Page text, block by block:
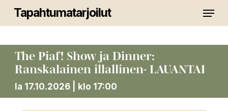
Skip
content
Tapahtumatarjoilut Menu
The Piaf! Show ja Dinner:
Ranskalainen illallinen- LAUANTAI
la 17.10.2026 | klo 17:00
Menu